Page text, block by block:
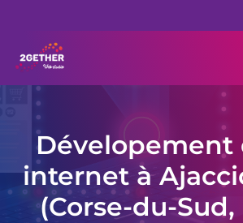
Dévelopement
internet à
(Corse-du-Sud,